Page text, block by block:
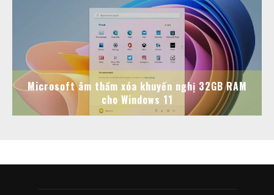
Microsoft âm thầm xóa khuyến nghị 32GB RAM
cho Windows 11